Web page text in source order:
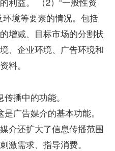
境等要素的情况。包括
增减、目标市场的分割状
、企业环境、广告环境和
料。
播中的功能。
广告媒介的基本功能。
介还扩大了信息传播范围
激需求、 指导消费。